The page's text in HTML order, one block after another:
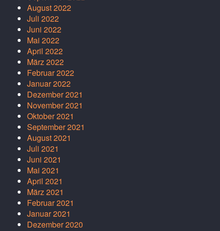
August 2022
Juli 2022
Juni 2022
Mai 2022
April 2022
März 2022
Februar 2022
Januar 2022
Dezember 2021
November 2021
Oktober 2021
September 2021
August 2021
Juli 2021
Juni 2021
Mai 2021
April 2021
März 2021
Februar 2021
Januar 2021
Dezember 2020